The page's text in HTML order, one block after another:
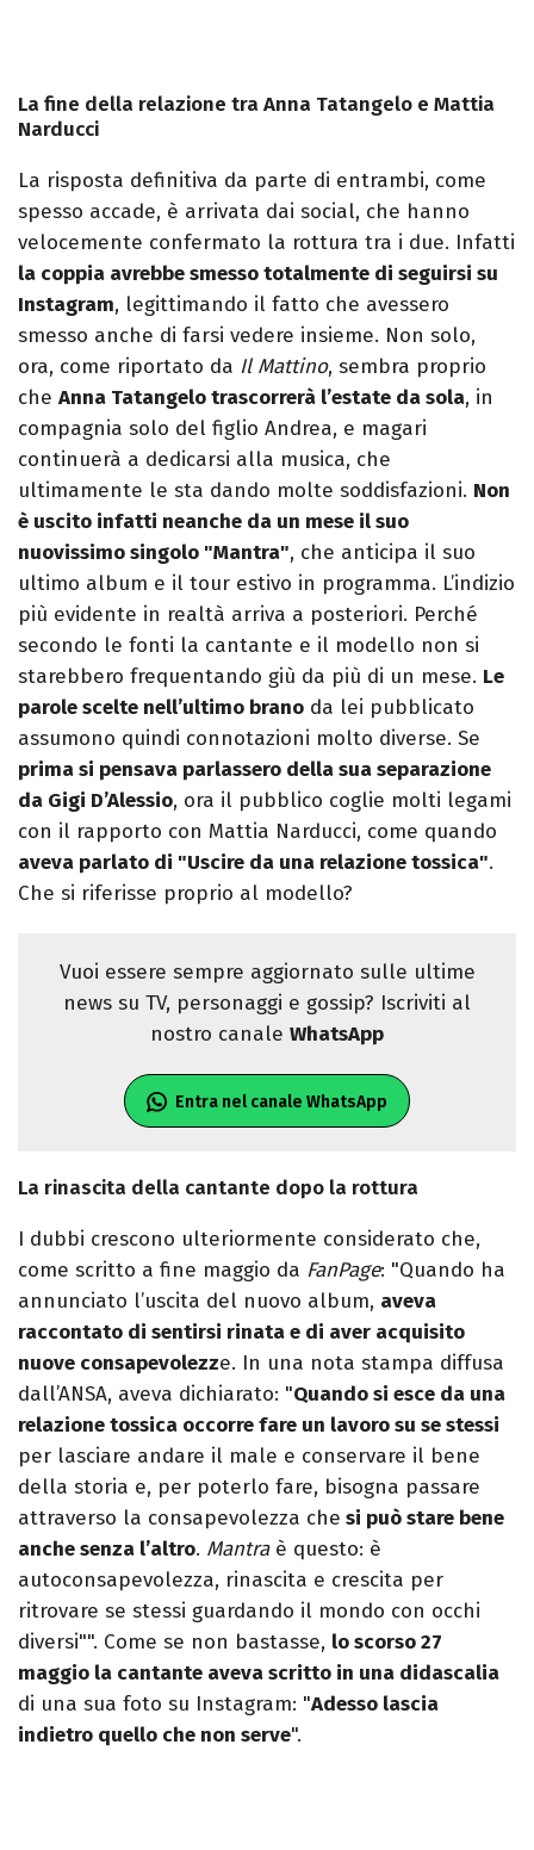
La fine della relazione tra Anna Tatangelo e Mattia
Narducci
La risposta definitiva da parte di entrambi, come
spesso accade, è arrivata dai social, che hanno
velocemente confermato la rottura tra i due. Infatti
la coppia avrebbe smesso totalmente di seguirsi su
Instagram, legittimando il fatto che avessero
smesso anche di farsi vedere insieme. Non solo,
ora, come riportato da Il Mattino, sembra proprio
che Anna Tatangelo trascorrerà l’estate da sola, in
compagnia solo del figlio Andrea, e magari
continuerà a dedicarsi alla musica, che
ultimamente le sta dando molte soddisfazioni. Non
è uscito infatti neanche da un mese il suo
nuovissimo singolo "Mantra", che anticipa il suo
ultimo album e il tour estivo in programma. L’indizio
più evidente in realtà arriva a posteriori. Perché
secondo le fonti la cantante e il modello non si
starebbero frequentando giù da più di un mese. Le
parole scelte nell’ultimo brano da lei pubblicato
assumono quindi connotazioni molto diverse. Se
prima si pensava parlassero della sua separazione
da Gigi D’Alessio, ora il pubblico coglie molti legami
con il rapporto con Mattia Narducci, come quando
aveva parlato di "Uscire da una relazione tossica".
Che si riferisse proprio al modello?
Vuoi essere sempre aggiornato sulle ultime
news su TV, personaggi e gossip? Iscriviti al
nostro canale WhatsApp
Entra nel canale WhatsApp
La rinascita della cantante dopo la rottura
I dubbi crescono ulteriormente considerato che,
come scritto a fine maggio da FanPage: "Quando ha
annunciato l’uscita del nuovo album, aveva
raccontato di sentirsi rinata e di aver acquisito
nuove consapevolezze. In una nota stampa diffusa
dall’ANSA, aveva dichiarato: "Quando si esce da una
relazione tossica occorre fare un lavoro su se stessi
per lasciare andare il male e conservare il bene
della storia e, per poterlo fare, bisogna passare
attraverso la consapevolezza che si può stare bene
anche senza l’altro. Mantraè questo: è
autoconsapevolezza, rinascita e crescita per
ritrovare se stessi guardando il mondo con occhi
diversi"". Come se non bastasse, lo scorso 27
maggio la cantante aveva scritto in una didascalia
di una sua foto su Instagram: "Adesso lascia
indietro quello che non serve".